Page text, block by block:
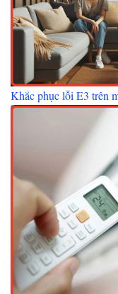
Khắc phục lỗi E3 trên